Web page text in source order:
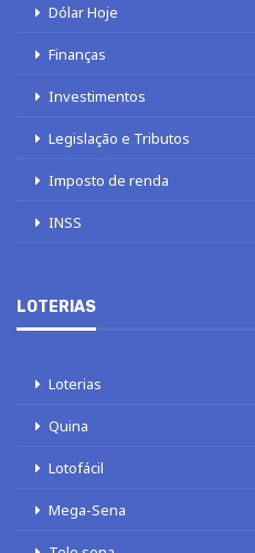
Dólar Hoje
Finanças
Investimentos
Legislação e Tributos
Imposto de renda
INSS
LOTERIAS
Loterias
Quina
Lotofácil
Mega-Sena